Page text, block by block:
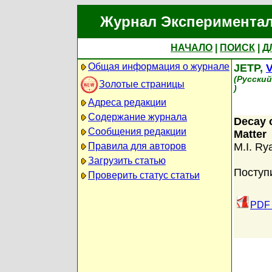
Журнал
НАЧАЛО ПОИСК
Общая информация о журнале
Золотые страницы
Адреса редакции
Содержание журнала
Сообщения редакции
Правила для авторов
Загрузить статью
Проверить статус статьи
JETP,
)
Decay
Matter
M.I.